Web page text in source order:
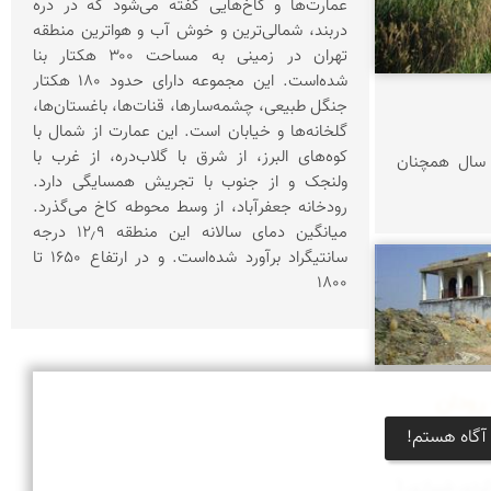
کاخ اردشیر بابکان پس از 1800 سال همچنان
عمارت‌ها و کاخ‌هایی گفته می‌شود که در دره
دربند، شمالی‌ترین و خوش آب و هواترین منطقه
تهران در زمینی به مساحت ۳۰۰ هکتار بنا
شده‌است. این مجموعه دارای حدود ۱۸۰ هکتار
جنگل طبیعی، چشمه‌سارها، قنات‌ها، باغستان‌ها،
گلخانه‌ها و خیابان است. این عمارت از شمال با
کوه‌های البرز، از شرق با گلاب‌دره، از غرب با
ولنجک و از جنوب با تجریش همسایگی دارد.
رودخانه جعفرآباد، از وسط محوطه کاخ می‌گذرد.
میانگین دمای سالانه این منطقه ۱۲٫۹ درجه
سانتیگراد برآورد شده‌است. و در ارتفاع ۱۶۵۰ تا
۱۸۰۰
آگاه هستم!